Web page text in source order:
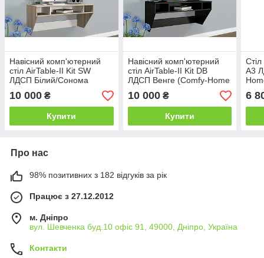
Навісний комп'ютерний
стіл AirTable-II Kit SW
ЛДСП Білий/Сонома
(Comfy-Home ТМ)
10 000 ₴
Купити
Навісний комп'ютерний
стіл AirTable-II Kit DB
ЛДСП Венге (Comfy-Home
ТМ)
10 000₴
Купити
A3
6
Про нас
98% позитивних з 182 відгуків за рік
Працює з 27.12.2012
м. Дніпро
вул. Шевченка буд.10 офіс 91, 49000, Дніпро, Україна
Контакти